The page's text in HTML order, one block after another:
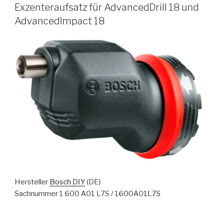
Exzenteraufsatz für AdvancedDrill 18 und
AdvancedImpact 18
Hersteller Bosch DIY(DE)
Sachnummer 1 600 A01 L7S / 1600A01L7S